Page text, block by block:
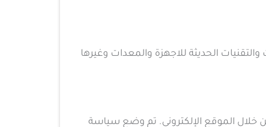
الحديثة للاجهزة والمعدات وغيرها
خلال الموقع الإلكتروني. تم وضع سياسة